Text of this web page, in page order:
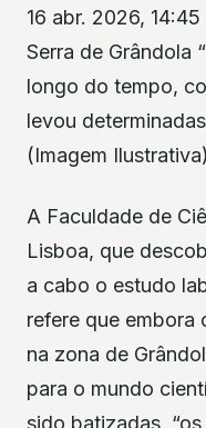
16 abr. 2026,
Serra de Grândola
longo do tempo,
levou
(Imagem Ilustrativa)
A Faculdade de
Lisboa, que
a cabo o estudo
refere que embora
na zona de
para o mundo
sido batizadas,